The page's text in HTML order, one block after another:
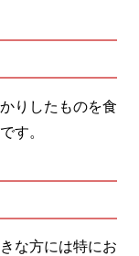
りしたものを食
す。
な方には特にお